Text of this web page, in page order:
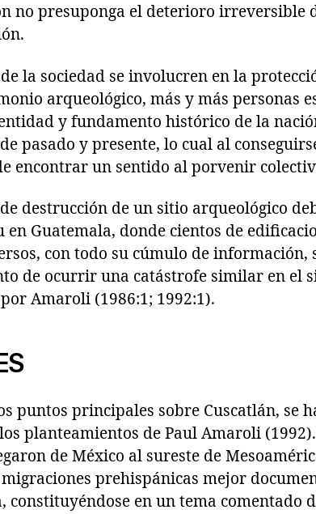
no presuponga el deterioro irreversible
la sociedad se involucren en la
arqueológico, más y más personas
y fundamento histórico de la
pasado y presente, lo cual al
encontrar un sentido al porvenir
destrucción de un sitio arqueológico
Guatemala, donde cientos de
con todo su cúmulo de información,
de ocurrir una catástrofe similar en el
Amaroli (1986:1; 1992:1).
puntos principales sobre Cuscatlán, se
planteamientos de Paul Amaroli
de México al sureste de
migraciones prehispánicas mejor
constituyéndose en un tema comentado